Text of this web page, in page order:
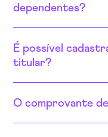
dependentes?
É possível
titular?
O comprovante